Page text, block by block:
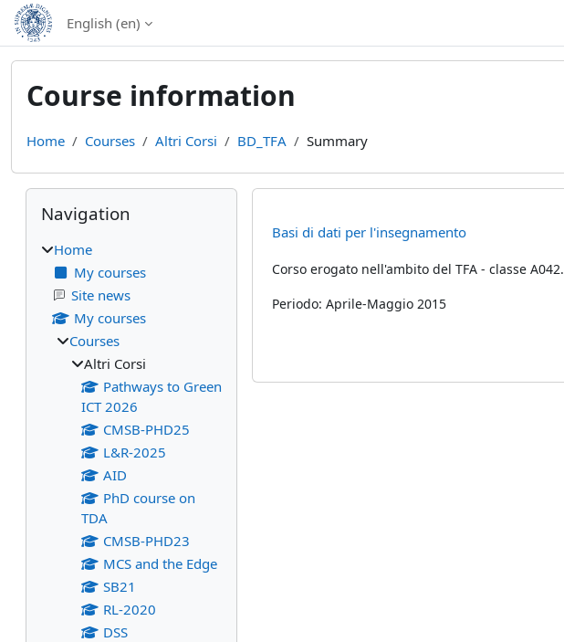
Skip to main content
English ‎(en)‎
Course information
Home Courses Altri Corsi BD_TFA Summary
Basi di dati per l'insegnamento
Corso erogato nell'ambito del TFA - classe A042.
Periodo: Aprile-Maggio 2015
Blocks
Skip Navigation
Navigation
Home
My courses
Site news
My courses
Courses
Altri Corsi
Pathways to Green
ICT 2026
CMSB-PHD25
L&R-2025
AID
PhD course on
TDA
CMSB-PHD23
MCS and the Edge
SB21
RL-2020
DSS